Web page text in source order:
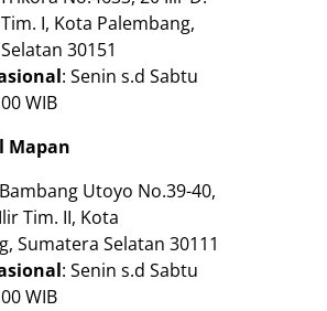
I, Kota Palembang,
30151
: Senin s.d Sabtu
WIB
Mapan
Bambang Utoyo No.39-40,
Tim. II, Kota
Sumatera Selatan 30111
: Senin s.d Sabtu
WIB